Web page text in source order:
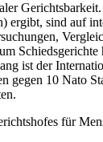
ergibt, sind auf
ist der
gegen 10 Nato
für